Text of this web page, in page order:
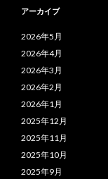
アーカイブ
2026年5月
2026年4月
2026年3月
2026年2月
2026年1月
2025年12月
2025年11月
2025年10月
2025年9月